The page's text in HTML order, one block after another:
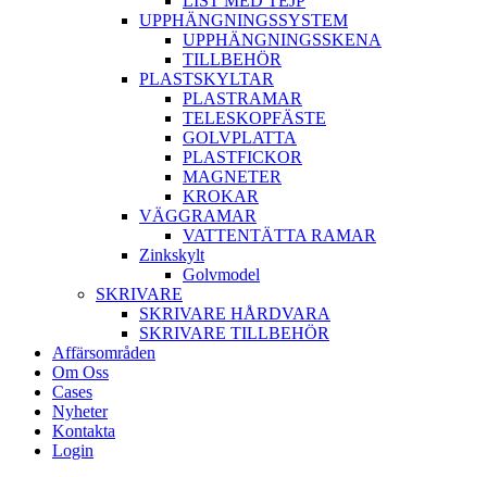
UPPHÄNGNINGSSYSTEM
UPPHÄNGNINGSSKENA
TILLBEHÖR
PLASTSKYLTAR
PLASTRAMAR
TELESKOPFÄSTE
GOLVPLATTA
PLASTFICKOR
MAGNETER
KROKAR
VÄGGRAMAR
VATTENTÄTTA RAMAR
Zinkskylt
Golvmodel
SKRIVARE
SKRIVARE HÅRDVARA
SKRIVARE TILLBEHÖR
Affärsområden
Om Oss
Cases
Nyheter
Kontakta
Login